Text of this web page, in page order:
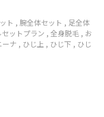
ト ,腕全体セット , 足全体
ットプラン ,全身脱毛 , お
ーナ , ひじ上 , ひじ下 , ひじ